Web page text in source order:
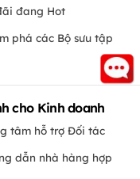
đang Hot
phá các Bộ sưu tập
cho Kinh doanh
tâm hỗ trợ Đối tác
dẫn nhà hàng hợp